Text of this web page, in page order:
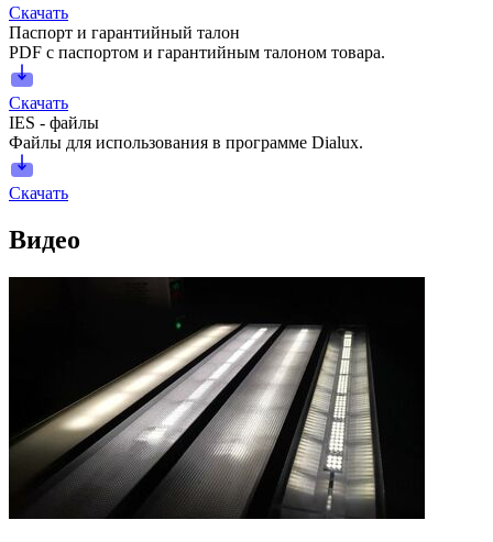
Скачать
Паспорт и гарантийный талон
PDF с паспортом и гарантийным талоном товара.
Скачать
IES - файлы
Файлы для использования в программе Dialux.
Скачать
Видео